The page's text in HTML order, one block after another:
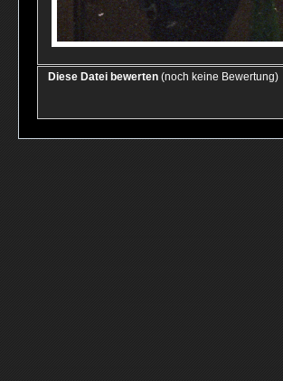
Diese Datei bewerten (noch keine Bewertung)